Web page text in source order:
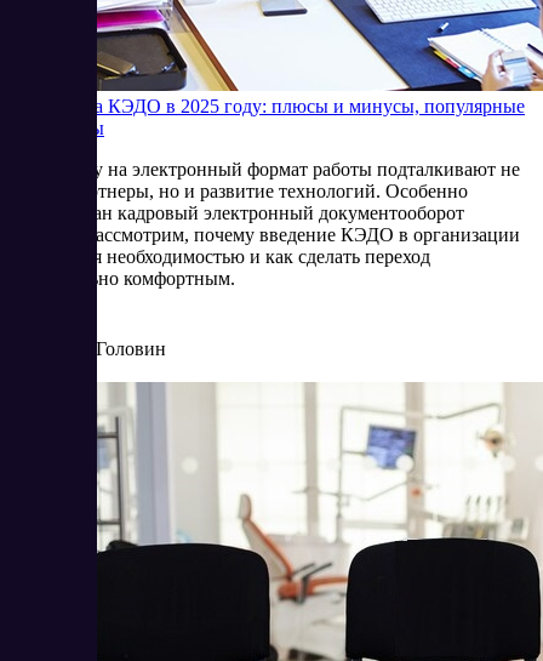
Переход на КЭДО в 2025 году: плюсы и минусы, популярные
программы
К переходу на электронный формат работы подталкивают не
только партнеры, но и развитие технологий. Особенно
востребован кадровый электронный документооборот
(КЭДО). Рассмотрим, почему введение КЭДО в организации
становится необходимостью и как сделать переход
максимально комфортным.
Артур Головин